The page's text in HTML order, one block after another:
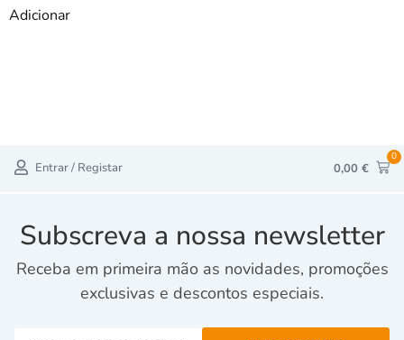
Adicionar
Entrar / Registar 0,00 €
0
Subscreva a nossa newsletter
Receba em primeira mão as novidades, promoções
exclusivas e descontos especiais.